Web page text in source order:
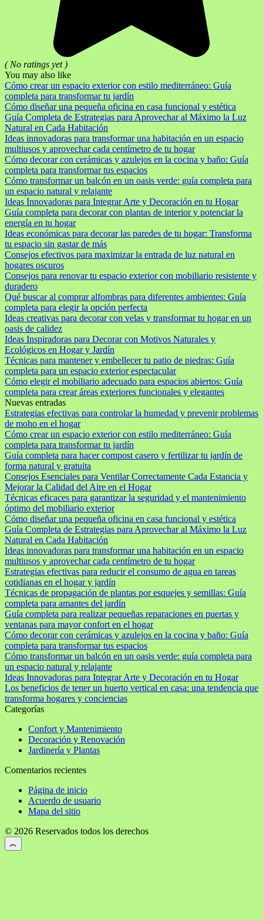
( No ratings yet )
You may also like
Cómo crear un espacio exterior con estilo mediterráneo: Guía
completa para transformar tu jardín
Cómo diseñar una pequeña oficina en casa funcional y estética
Guía Completa de Estrategias para Aprovechar al Máximo la Luz
Natural en Cada Habitación
Ideas innovadoras para transformar una habitación en un espacio
multiusos y aprovechar cada centímetro de tu hogar
Cómo decorar con cerámicas y azulejos en la cocina y baño: Guía
completa para transformar tus espacios
Cómo transformar un balcón en un oasis verde: guía completa para
un espacio natural y relajante
Ideas Innovadoras para Integrar Arte y Decoración en tu Hogar
Guía completa para decorar con plantas de interior y potenciar la
energía en tu hogar
Ideas económicas para decorar las paredes de tu hogar: Transforma
tu espacio sin gastar de más
Consejos efectivos para maximizar la entrada de luz natural en
hogares oscuros
Consejos para renovar tu espacio exterior con mobiliario resistente y
duradero
Qué buscar al comprar alfombras para diferentes ambientes: Guía
completa para elegir la opción perfecta
Ideas creativas para decorar con velas y transformar tu hogar en un
oasis de calidez
Ideas Inspiradoras para Decorar con Motivos Naturales y
Ecológicos en Hogar y Jardín
Técnicas para mantener y embellecer tu patio de piedras: Guía
completa para un espacio exterior espectacular
Cómo elegir el mobiliario adecuado para espacios abiertos: Guía
completa para crear áreas exteriores funcionales y elegantes
Nuevas entradas
Estrategias efectivas para controlar la humedad y prevenir problemas
de moho en el hogar
Cómo crear un espacio exterior con estilo mediterráneo: Guía
completa para transformar tu jardín
Guía completa para hacer compost casero y fertilizar tu jardín de
forma natural y gratuita
Consejos Esenciales para Ventilar Correctamente Cada Estancia y
Mejorar la Calidad del Aire en el Hogar
Técnicas eficaces para garantizar la seguridad y el mantenimiento
óptimo del mobiliario exterior
Cómo diseñar una pequeña oficina en casa funcional y estética
Guía Completa de Estrategias para Aprovechar al Máximo la Luz
Natural en Cada Habitación
Ideas innovadoras para transformar una habitación en un espacio
multiusos y aprovechar cada centímetro de tu hogar
Estrategias efectivas para reducir el consumo de agua en tareas
cotidianas en el hogar y jardín
Técnicas de propagación de plantas por esquejes y semillas: Guía
completa para amantes del jardín
Guía completa para realizar pequeñas reparaciones en puertas y
ventanas para mayor confort en el hogar
Cómo decorar con cerámicas y azulejos en la cocina y baño: Guía
completa para transformar tus espacios
Cómo transformar un balcón en un oasis verde: guía completa para
un espacio natural y relajante
Ideas Innovadoras para Integrar Arte y Decoración en tu Hogar
Los beneficios de tener un huerto vertical en casa: una tendencia que
transforma hogares y conciencias
Categorías
Confort y Mantenimiento
Decoración y Renovación
Jardinería y Plantas
Comentarios recientes
Página de inicio
Acuerdo de usuario
Mapa del sitio
© 2026 Reservados todos los derechos